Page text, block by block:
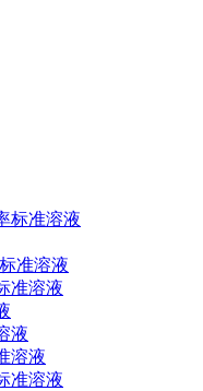
标准溶液
准溶液
准溶液
液
溶液
准溶液